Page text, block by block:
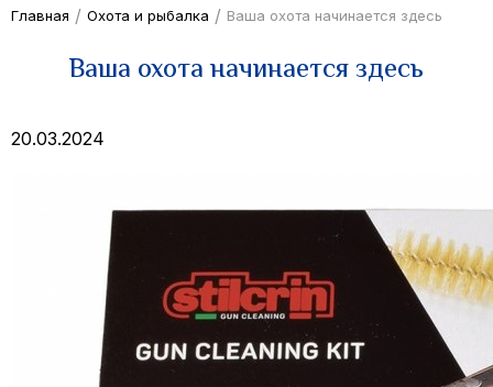
Главная / Охота и рыбалка / Ваша охота начинается здесь
Ваша охота начинается здесь
20.03.2024